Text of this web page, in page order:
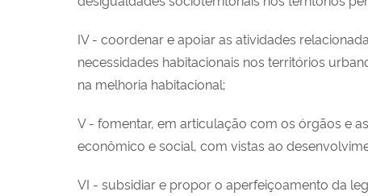
IV - coordenar e apoiar as atividades
necessidades habitacionais nos territórios
na melhoria habitacional;
V - fomentar, em articulação com os órgãos e
econômico e social, com vistas ao
VI - subsidiar e propor o aperfeiçoamento da